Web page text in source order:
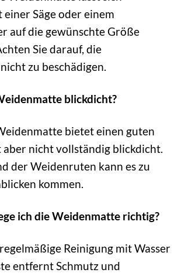
Säge oder einem
auf die gewünschte Größe
Sie darauf, die
zu beschädigen.
blickdicht?
bietet einen guten
aber nicht vollständig blickdicht.
der Weidenruten kann es zu
kommen.
ich die Weidenmatte richtig?
Reinigung mit Wasser
entfernt Schmutz und